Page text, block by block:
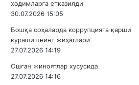
ходимларга етказилди
30.07.2026 15:05
Бошқа соҳаларда коррупцияга қарши
курашишнинг жиҳатлари
27.07.2026 14:19
Ошган жиноятлар хусусида
27.07.2026 14:16